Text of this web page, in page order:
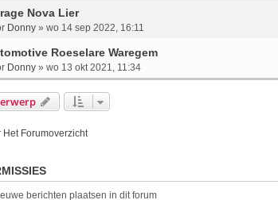
Nova Lier
Donny » wo 14 sep 2022, 16:11
Roeselare Waregem
Donny » wo 13 okt 2021, 11:34
Het Forumoverzicht
berichten plaatsen in dit forum